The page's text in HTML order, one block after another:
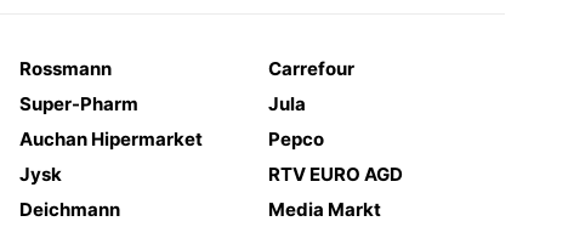
Rossmann
Carrefour
Super-Pharm
Jula
Auchan Hipermarket
Pepco
Jysk
RTV EURO AGD
Deichmann Media Markt